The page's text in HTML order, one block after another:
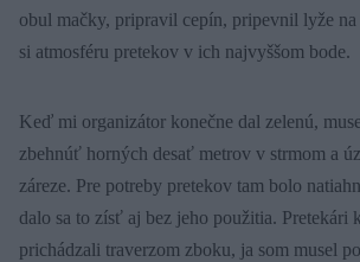
obul mačky, pripravil cepín, pripevnil lyže
si atmosféru pretekov v ich najvyššom bode.
Keď mi organizátor konečne dal zelenú,
zbehnúť horných desať metrov v strmom a
záreze. Pre potreby pretekov tam bolo
dalo sa to zísť aj bez jeho použitia. Pretekári
prichádzali traverzom zboku, ja som musel